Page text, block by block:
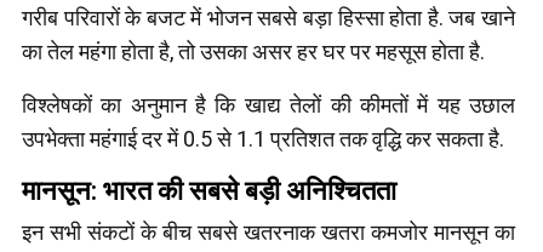
गरीब परिवारों के बजट में भोजन सबसे बड़ा हिस्सा होता है. जब खाने
का तेल महंगा होता है, तो उसका असर हर घर पर महसूस होता है.
विश्लेषकों का अनुमान है कि खाद्य तेलों की कीमतों में यह उछाल
उपभेक्ता महंगाई दर में 0.5 से 1.1 प्रतिशत तक वृद्धि कर सकता है.
मानसून: भारत की सबसे बड़ी अनिश्चितता
इन सभी संकटों के बीच सबसे खतरनाक खतरा कमजोर मानसून का